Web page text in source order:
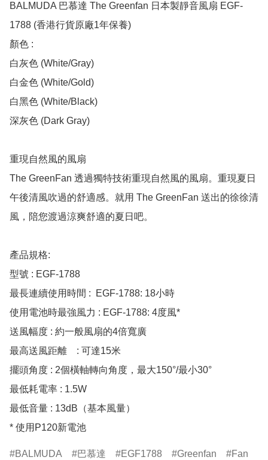
BALMUDA 巴慕達 The Greenfan 日本製靜音風扇 EGF-
1788 (香港行貨原廠1年保養)
顏色 :
白灰色 (White/Gray)
白金色 (White/Gold)
白黑色 (White/Black)
深灰色 (Dark Gray)
重現自然風的風扇
The GreenFan 透過獨特技術重現自然風的風扇。重現夏日
午後清風吹過的舒適感。就用 The GreenFan 送出的徐徐清
風，陪您渡過涼爽舒適的夏日吧。
產品規格:
型號 : EGF-1788
最長連續使用時間 :  EGF-1788: 18小時
使用電池時最強風力 : EGF-1788: 4度風*
送風幅度 : 約一般風扇的4倍寬廣
最高送風距離	: 可達15米
擺頭角度 : 2個橫軸轉向角度，最大150°/最小30°
最低耗電率 : 1.5W
最低音量 : 13dB（基本風量）
* 使用P120新電池
BALMUDA 巴慕達 EGF1788 Greenfan Fan